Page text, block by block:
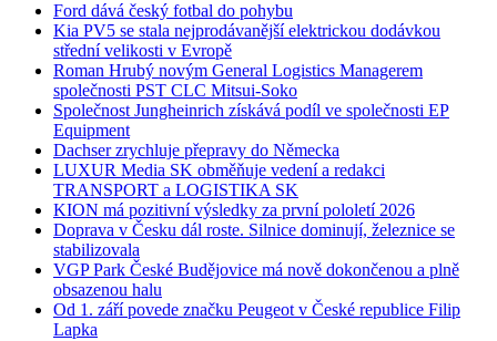
Ford dává český fotbal do pohybu
Kia PV5 se stala nejprodávanější elektrickou dodávkou
střední velikosti v Evropě
Roman Hrubý novým General Logistics Managerem
společnosti PST CLC Mitsui-Soko
Společnost Jungheinrich získává podíl ve společnosti EP
Equipment
Dachser zrychluje přepravy do Německa
LUXUR Media SK obměňuje vedení a redakci
TRANSPORT a LOGISTIKA SK
KION má pozitivní výsledky za první pololetí 2026
Doprava v Česku dál roste. Silnice dominují, železnice se
stabilizovala
VGP Park České Budějovice má nově dokončenou a plně
obsazenou halu
Od 1. září povede značku Peugeot v České republice Filip
Lapka